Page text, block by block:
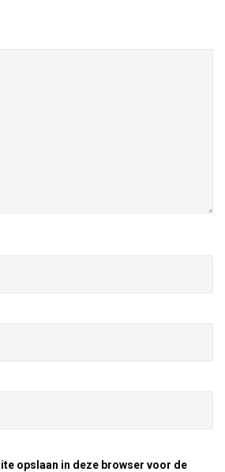
opslaan in deze browser voor de